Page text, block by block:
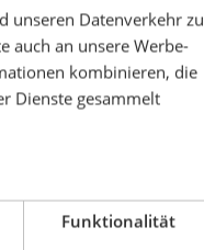
unseren Datenverkehr zu
auch an unsere Werbe-
kombinieren, die
Dienste gesammelt
Funktionalität